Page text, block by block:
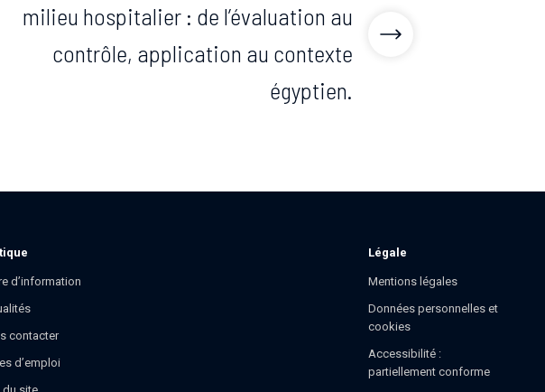
milieu hospitalier : de l’évaluation au
contrôle, application au contexte
égyptien.
d’information
contacter
d’emploi
Légale
Mentions légales
Données personnelles et
cookies
Accessibilité :
partiellement conforme